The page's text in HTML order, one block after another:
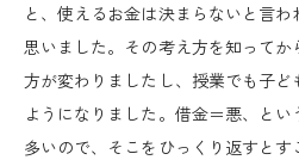
と、使えるお金は決まらないと言
思いました。その考え方を知って
方が変わりましたし、授業でも子
ようになりました。借金＝悪、と
多いので、そこをひっくり返すと